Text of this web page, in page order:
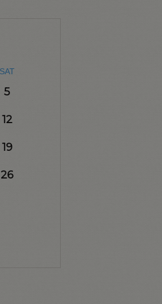
SAT
5
12
19
26